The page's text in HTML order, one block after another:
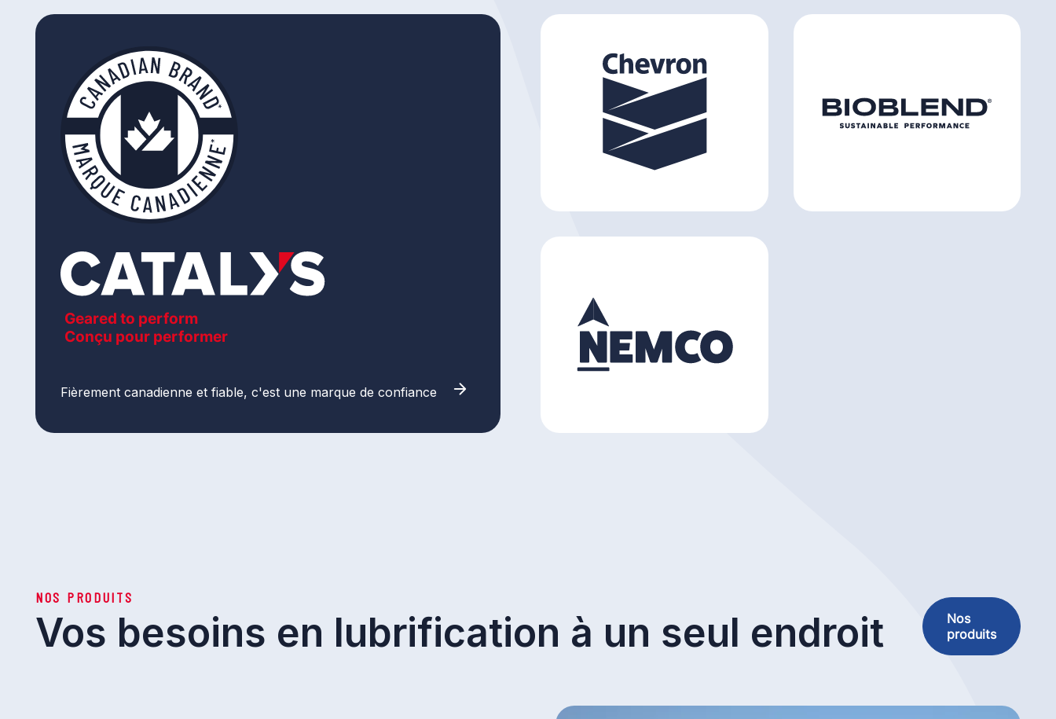
Geared to perform
Conçu pour performer
Fièrement canadienne et fiable, c'est une marque de confiance
NOS PRODUITS
Vos besoins en lubrification à un seul endroit
Nos
produits